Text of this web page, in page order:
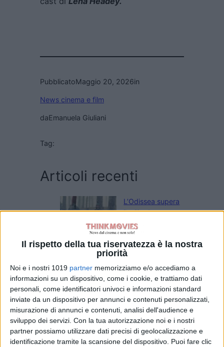
Il rispetto della tua riservatezza è la nostra
priorità
Noi e i nostri 1019 partner memorizziamo e/o accediamo a
informazioni su un dispositivo, come i cookie, e trattiamo dati
personali, come identificatori univoci e informazioni standard
inviate da un dispositivo per annunci e contenuti personalizzati,
misurazione di annunci e contenuti, analisi dell'audience e
sviluppo dei servizi. Con la tua autorizzazione noi e i nostri
partner possiamo utilizzare dati precisi di geolocalizzazione e
identificazione tramite la scansione del dispositivo. Puoi fare clic
PubblicatoMaggio 20, 2026in
News cinema e film
daEmanuela Giuliani
Tag:
Articoli recenti
L’Odissea supera
il miliardo e
diventa il più
grande successo
di Nolan
di Emanuela Giuliani
Spider-Man:
Brand New Day è
inarrestabile: 1,67
miliardi in soli 12
giorni
di Emanuela Giuliani
Film in Uscita
Settimana del 9